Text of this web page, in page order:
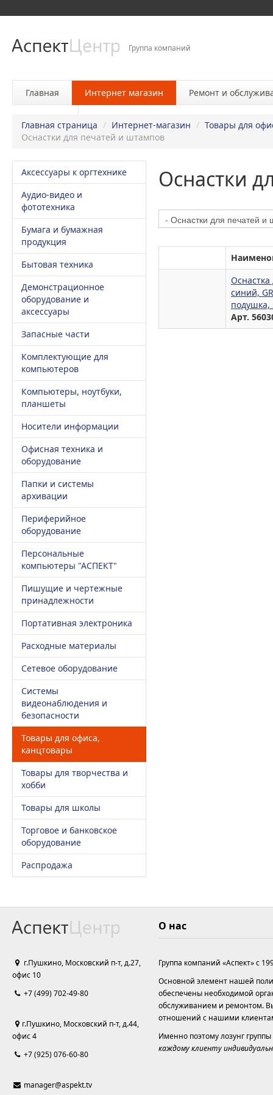
Группа компаний
Главная Интернет магазин Ремонт и
Главная страница / Интернет-магазин / Товары для
Оснастки для печатей и штампов
Аксессуары к оргтехнике
Аудио-видео и
фототехника
Бумага и бумажная
продукция
Бытовая техника
Демонстрационное
оборудование и
аксессуары
Запасные части
Комплектующие для
компьютеров
Компьютеры, ноутбуки,
планшеты
Носители информации
Офисная техника и
оборудование
Папки и системы
архивации
Периферийное
оборудование
Персональные
компьютеры "АСПЕКТ"
Пишущие и чертежные
принадлежности
Портативная электроника
Расходные материалы
Сетевое оборудование
Системы
видеонаблюдения и
безопасности
Товары для офиса,
канцтовары
Товары для творчества и
хобби
Товары для школы
Торговое и банковское
оборудование
Распродажа
Оснастки
синий,
подушка,
Арт.
г.Пушкино, Московский п-т, д.27,
офис 10
+7 (499) 702-49-80
г.Пушкино, Московский п-т, д.44,
офис 4
+7 (925) 076-60-80
manager@aspekt.tv
О нас
Группа компаний «Аспект» с
Основной элемент нашей
обеспечены необходимой
обслуживанием и ремонтом.
отношений с нашими
Именно поэтому лозунг
каждому клиенту